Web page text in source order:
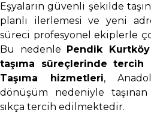
Eşyaların güvenli şekilde
planlı ilerlemesi ve yeni
süreci profesyonel ekiplerle
Bu nedenle Pendik
taşıma süreçlerinde tercih
Taşıma hizmetleri,
dönüşüm nedeniyle
sıkça tercih edilmektedir.